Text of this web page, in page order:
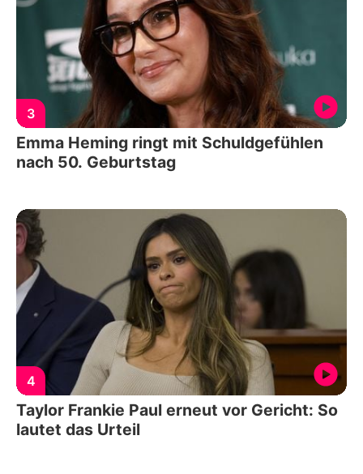
3
Emma Heming ringt mit Schuldgefühlen
nach 50. Geburtstag
4
Taylor Frankie Paul erneut vor Gericht: So
lautet das Urteil